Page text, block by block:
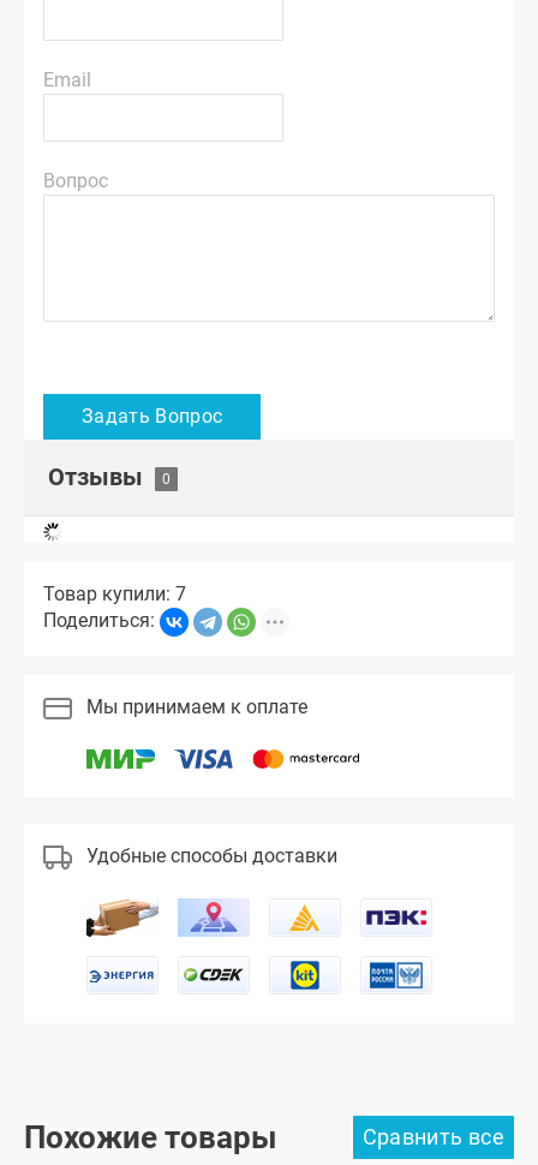
Email
Вопрос
Отзывы
Товар купили: 7
Поделиться:
Мы принимаем к оплате
Удобные способы доставки
Похожие товары